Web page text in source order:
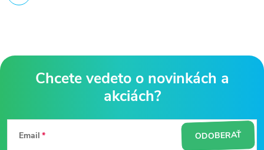
á
Email ODOBERAŤ